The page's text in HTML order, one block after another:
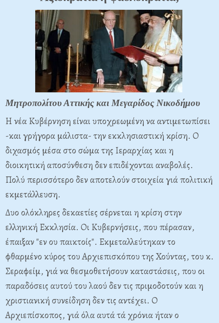
Μητροπολίτου Αττικής και Μεγαρίδος Νικοδήμου
Η νέα Κυβέρνηση είναι υποχρεωμένη να αντιμετωπίσει
-και γρήγορα μάλιστα- την εκκλησιαστική κρίση. Ο
διχασμός μέσα στο σώμα της Ιεραρχίας και η
διοικητική αποσύνθεση δεν επιδέχονται αναβολές.
Πολύ περισσότερο δεν αποτελούν στοιχεία γιά πολιτική
εκμετάλλευση.
Δυο ολόκληρες δεκαετίες σέρνεται η κρίση στην
ελληνική Εκκλησία. Οι Κυβερνήσεις, που πέρασαν,
έπαιξαν "εν ου παικτοίς". Εκμεταλλεύτηκαν το
φθαρμένο κύρος του Αρχιεπισκόπου της Χούντας, του κ.
Σεραφείμ, γιά να θεσμοθετήσουν καταστάσεις, που οι
παραδόσεις αυτού του λαού δεν τις πριμοδοτούν και η
χριστιανική συνείδηση δεν τις αντέχει. Ο
Αρχιεπίσκοπος, γιά όλα αυτά τά χρόνια ήταν ο